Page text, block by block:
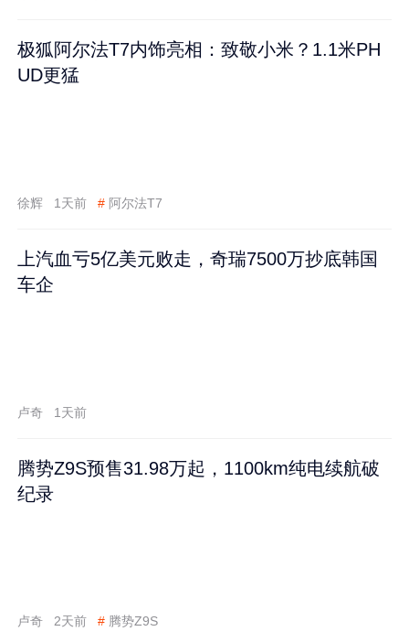
极狐阿尔法T7内饰亮相：致敬小米？1.1米PH
UD更猛
徐辉 1天前 # 阿尔法T7
上汽血亏5亿美元败走，奇瑞7500万抄底韩国
车企
卢奇 1天前
腾势Z9S预售31.98万起，1100km纯电续航破
纪录
卢奇 2天前 # 腾势Z9S